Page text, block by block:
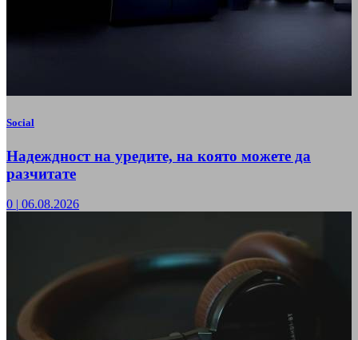
Social
Надеждност на уредите, на която можете да
разчитате
0 | 06.08.2026